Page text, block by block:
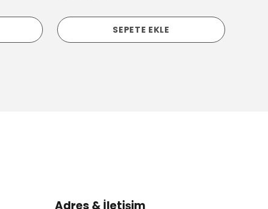
SEPETE EKLE
Adres & İletişim